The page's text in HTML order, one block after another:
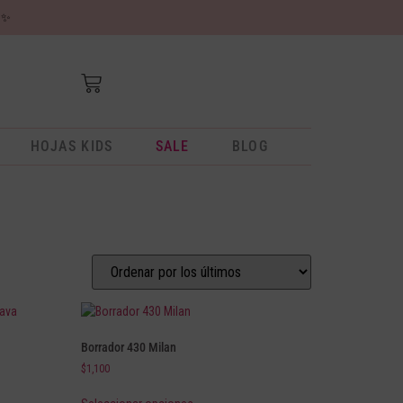
HOJAS KIDS SALE BLOG
Borrador 430 Milan
$1,100